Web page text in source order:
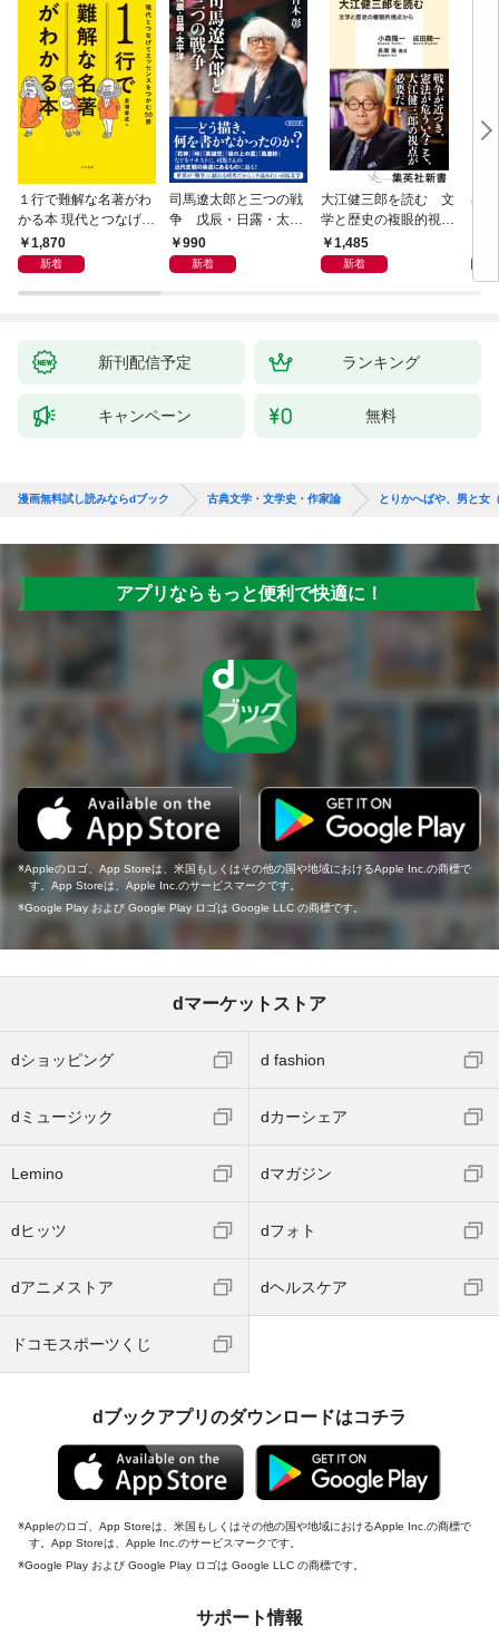
１行で難解な名著がわ
かる本 現代とつなげて
エッセンスをつかむ50
冊
1,870
新着
司馬遼太郎と三つの戦
争 戊辰・日露・太平
洋990
新着
大江健三郎を読む 文
学と歴史の複眼的視点
から1,485
新着
出
新刊配信予定 ランキング
キャンペーン 無料
漫画無料試し読みならdブック 古典文学・文学史・作家論 とりかへばや、男と女
アプリならもっと便利で快適に！
Appleのロゴ、App Storeは、米国もしくはその他の国や地域におけるApple Inc.の商標で
す。App Storeは、Apple Inc.のサービスマークです。
Google Play および Google Play ロゴは Google LLC の商標です。
dマーケットストア
dショッピング d fashion
dミュージック dカーシェア
Lemino dマガジン
dヒッツ dフォト
dアニメストア dヘルスケア
ドコモスポーツくじ
dブックアプリのダウンロードはコチラ
Appleのロゴ、App Storeは、米国もしくはその他の国や地域におけるApple Inc.の商標で
す。App Storeは、Apple Inc.のサービスマークです。
Google Play および Google Play ロゴは Google LLC の商標です。
サポート情報